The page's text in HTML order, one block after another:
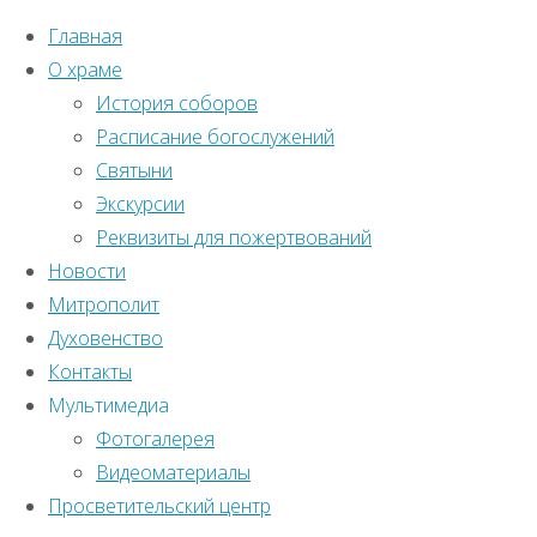
Главная
О храме
История соборов
Расписание богослужений
Святыни
Экскурсии
Реквизиты для пожертвований
Новости
Митрополит
Духовенство
Контакты
Мультимедиа
Фотогалерея
Видеоматериалы
Просветительский центр
страница